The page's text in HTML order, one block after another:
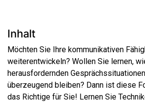
Inhalt
Möchten Sie Ihre kommunikativen
weiterentwickeln? Wollen Sie lernen,
herausfordernden
überzeugend bleiben? Dann ist diese
das Richtige für Sie! Lernen Sie